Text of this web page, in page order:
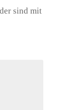
sind mit